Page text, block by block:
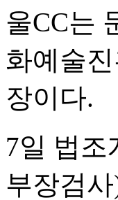
울CC는
화예술
장이다.
7일 법조
부장검